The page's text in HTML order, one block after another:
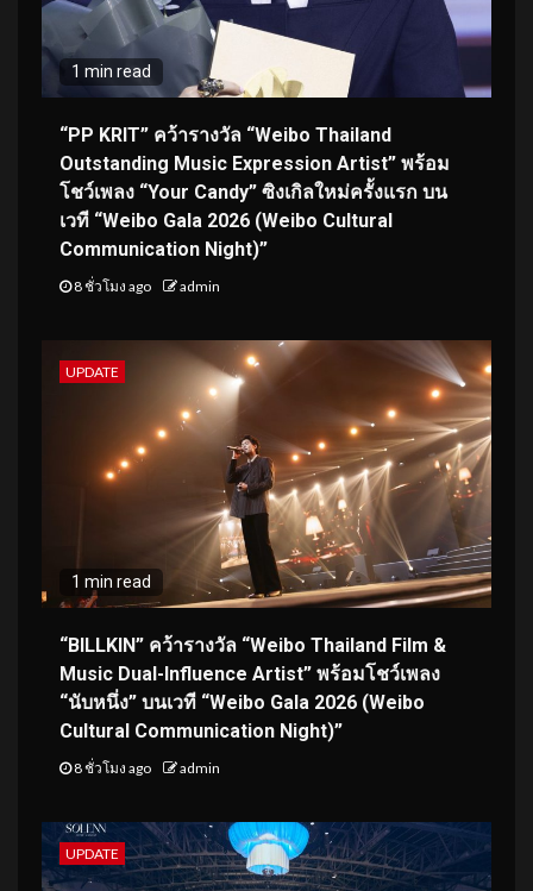
1 min read
“PP KRIT” คว้ารางวัล “Weibo Thailand
Outstanding Music Expression Artist” พร้อม
โชว์เพลง “Your Candy” ซิงเกิลใหม่ครั้งแรก บน
เวที “Weibo Gala 2026 (Weibo Cultural
Communication Night)”
8 ชั่วโมง ago admin
UPDATE
1 min read
“BILLKIN” คว้ารางวัล “Weibo Thailand Film &
Music Dual-Influence Artist” พร้อมโชว์เพลง
“นับหนึ่ง” บนเวที “Weibo Gala 2026 (Weibo
Cultural Communication Night)”
8 ชั่วโมง ago admin
UPDATE